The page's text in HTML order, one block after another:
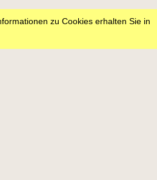
zu Cookies erhalten Sie in